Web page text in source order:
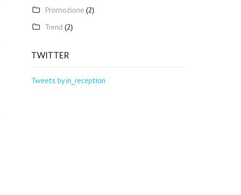
Promozione (2)
Trend (2)
TWITTER
Tweets by in_reception